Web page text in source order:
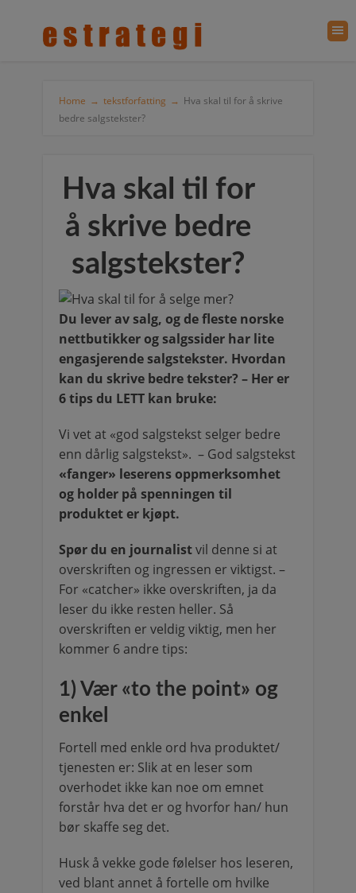
Home → tekstforfatting → Hva skal til for å skrive
bedre salgstekster?
Hva skal til for
å skrive bedre
salgstekster?
Du lever av salg, og de fleste norske
nettbutikker og salgssider har lite
engasjerende salgstekster. Hvordan
kan du skrive bedre tekster? – Her er
6 tips du LETT kan bruke:
Vi vet at «god salgstekst selger bedre
enn dårlig salgstekst». – God salgstekst
«fanger» leserens oppmerksomhet
og holder på spenningen til
produktet er kjøpt.
Spør du en journalistvil denne si at
overskriften og ingressen er viktigst. –
For «catcher» ikke overskriften, ja da
leser du ikke resten heller. Så
overskriften er veldig viktig, men her
kommer 6 andre tips:
1) Vær «to the point» og
enkel
Fortell med enkle ord hva produktet/
tjenesten er: Slik at en leser som
overhodet ikke kan noe om emnet
forstår hva det er og hvorfor han/ hun
bør skaffe seg det.
Husk å vekke gode følelser hos leseren,
ved blant annet å fortelle om hvilke